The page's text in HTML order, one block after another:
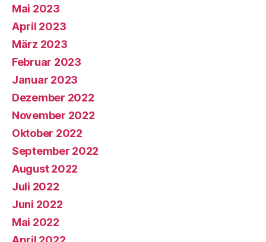
Mai 2023
April 2023
März 2023
Februar 2023
Januar 2023
Dezember 2022
November 2022
Oktober 2022
September 2022
August 2022
Juli 2022
Juni 2022
Mai 2022